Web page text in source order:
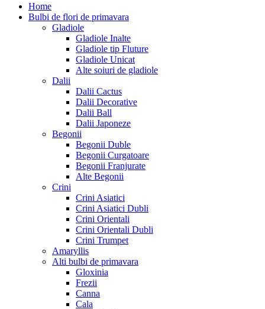
Home
Bulbi de flori de primavara
Gladiole
Gladiole Inalte
Gladiole tip Fluture
Gladiole Unicat
Alte soiuri de gladiole
Dalii
Dalii Cactus
Dalii Decorative
Dalii Ball
Dalii Japoneze
Begonii
Begonii Duble
Begonii Curgatoare
Begonii Franjurate
Alte Begonii
Crini
Crini Asiatici
Crini Asiatici Dubli
Crini Orientali
Crini Orientali Dubli
Crini Trumpet
Amaryllis
Alti bulbi de primavara
Gloxinia
Frezii
Canna
Cala